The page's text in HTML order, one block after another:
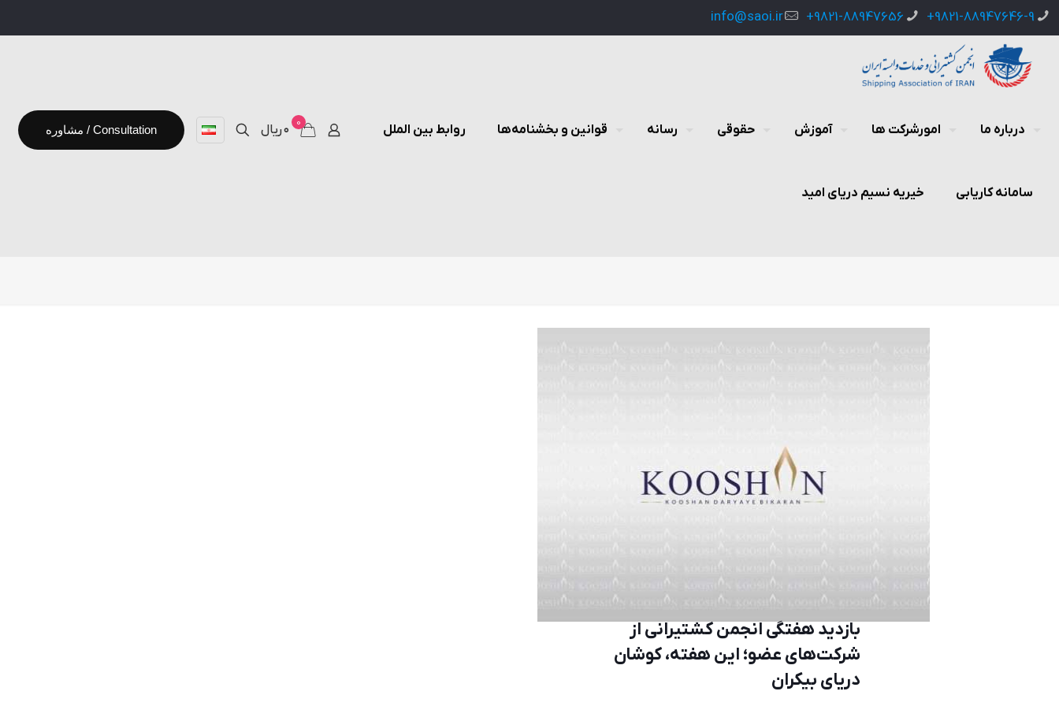
9821-88947646-9+
9821-88947656+
info@saoi.ir
درباره ما امورشرکت ها آموزش حقوقی رسانه قوانین و بخشنامه‌ها روابط بین الملل
سامانه کاریابی خیریه نسیم دریای امید
0 ۰ ریال مشاوره / Consultation
بازدید هفتگی انجمن کشتیرانی از
شرکت‌های عضو؛ این هفته، کوشان
دریای بیکران